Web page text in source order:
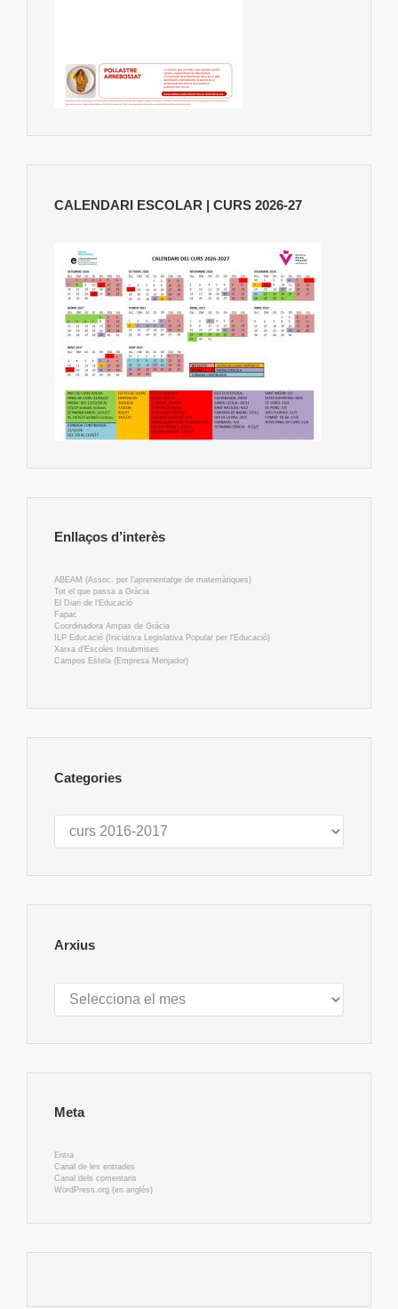
CALENDARI ESCOLAR | CURS 2026-27
Enllaços d’interès
ABEAM (Assoc. per l'aprenentatge de matemàtiques)
Tot el que passa a Gràcia
El Diari de l'Educació
Fapac
Coordinadora Ampas de Gràcia
ILP Educació (Iniciativa Legislativa Popular per l'Educació)
Xarxa d'Escoles Insubmises
Campos Estela (Empresa Menjador)
Categories
Categories
Arxius
Arxius
Meta
Entra
Canal de les entrades
Canal dels comentaris
WordPress.org (en anglès)